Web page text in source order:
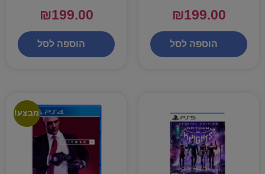
₪199.00
הוספה לסל
₪199.00
הוספה לסל
מבצע!